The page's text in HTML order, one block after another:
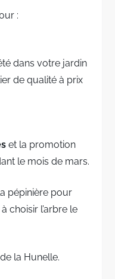
:
dans votre jardin
de qualité à prix
et la promotion
le mois de mars.
pépinière pour
choisir l’arbre le
la Hunelle.